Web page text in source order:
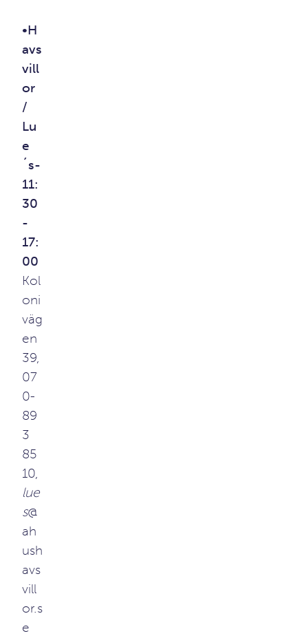
•H
avs
vill
or
/
Lu
e
´s-
11:
30
-
17:
00
Kol
oni
väg
en
39,
07
0-
89
3
85
10,
lue
s@
ah
ush
avs
vill
or.s
e